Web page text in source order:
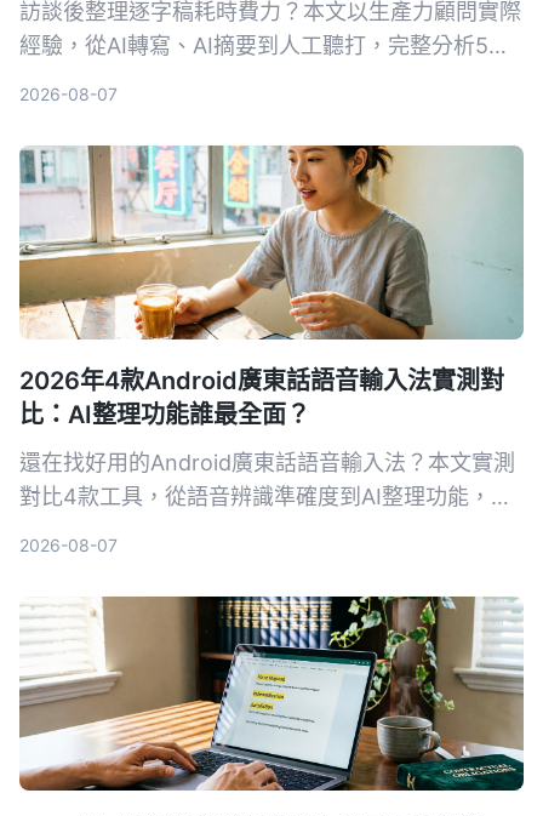
訪談後整理逐字稿耗時費力？本文以生產力顧問實際
經驗，從AI轉寫、AI摘要到人工聽打，完整分析5種
選。
2026-08-07
2026年4款Android廣東話語音輸入法實測對
比：AI整理功能誰最全面？
還在找好用的Android廣東話語音輸入法？本文實測
對比4款工具，從語音辨識準確度到AI整理功能，幫
2026-08-07